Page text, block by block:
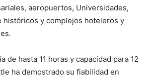
aeropuertos, Universidades,
históricos y complejos hoteleros y
de hasta 11 horas y capacidad para 12
ha demostrado su fiabilidad en